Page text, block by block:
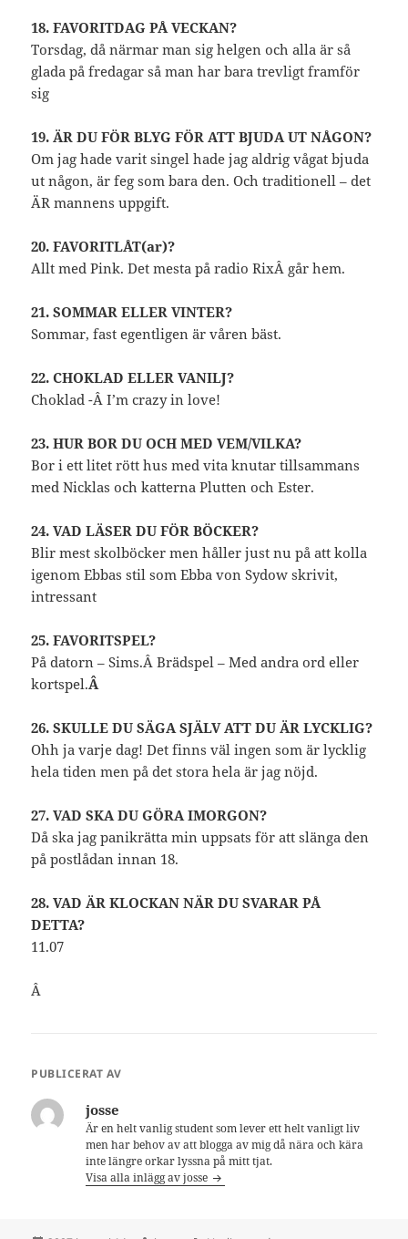
18. FAVORITDAG PÅ VECKAN?
Torsdag, då närmar man sig helgen och alla är så
glada på fredagar så man har bara trevligt framför
sig
19. ÄR DU FÖR BLYG FÖR ATT BJUDA UT NÅGON?
Om jag hade varit singel hade jag aldrig vågat bjuda
ut någon, är feg som bara den. Och traditionell – det
ÄR mannens uppgift.
20. FAVORITLÅT(ar)?
Allt med Pink. Det mesta på radio RixÂ går hem.
21. SOMMAR ELLER VINTER?
Sommar, fast egentligen är våren bäst.
22. CHOKLAD ELLER VANILJ?
Choklad -Â I’m crazy in love!
23. HUR BOR DU OCH MED VEM/VILKA?
Bor i ett litet rött hus med vita knutar tillsammans
med Nicklas och katterna Plutten och Ester.
24. VAD LÄSER DU FÖR BÖCKER?
Blir mest skolböcker men håller just nu på att kolla
igenom Ebbas stil som Ebba von Sydow skrivit,
intressant
25. FAVORITSPEL?
På datorn – Sims.Â Brädspel – Med andra ord eller
kortspel.Â
26. SKULLE DU SÄGA SJÄLV ATT DU ÄR LYCKLIG?
Ohh ja varje dag! Det finns väl ingen som är lycklig
hela tiden men på det stora hela är jag nöjd.
27. VAD SKA DU GÖRA IMORGON?
Då ska jag panikrätta min uppsats för att slänga den
på postlådan innan 18.
28. VAD ÄR KLOCKAN NÄR DU SVARAR PÅ
DETTA?
11.07
Â
PUBLICERAT AV
josse
Är en helt vanlig student som lever ett helt vanligt liv
men har behov av att blogga av mig då nära och kära
inte längre orkar lyssna på mitt tjat.
Visa alla inlägg av josse